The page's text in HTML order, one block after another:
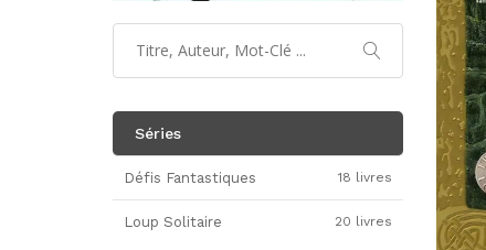
Séries
Défis Fantastiques 18 livres
Loup Solitaire 20 livres